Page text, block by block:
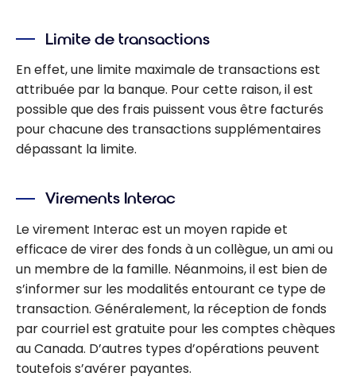
Limite de transactions
En effet, une limite maximale de transactions est
attribuée par la banque. Pour cette raison, il est
possible que des frais puissent vous être facturés
pour chacune des transactions supplémentaires
dépassant la limite.
Virements Interac
Le virement Interac est un moyen rapide et
efficace de virer des fonds à un collègue, un ami ou
un membre de la famille. Néanmoins, il est bien de
s’informer sur les modalités entourant ce type de
transaction. Généralement, la réception de fonds
par courriel est gratuite pour les comptes chèques
au Canada. D’autres types d’opérations peuvent
toutefois s’avérer payantes.